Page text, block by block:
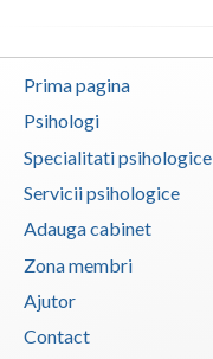
Vaslui
Prima pagina
Psihologi
Specialitati psihologice
Servicii psihologice
Adauga cabinet
Zona membri
Ajutor
Contact